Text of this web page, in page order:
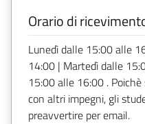
Orario di
Lunedì dalle 15:00 alle
14:00 | Martedì dalle
15:00 alle 16:00 .
con altri impegni, gli
preavvertire per email.